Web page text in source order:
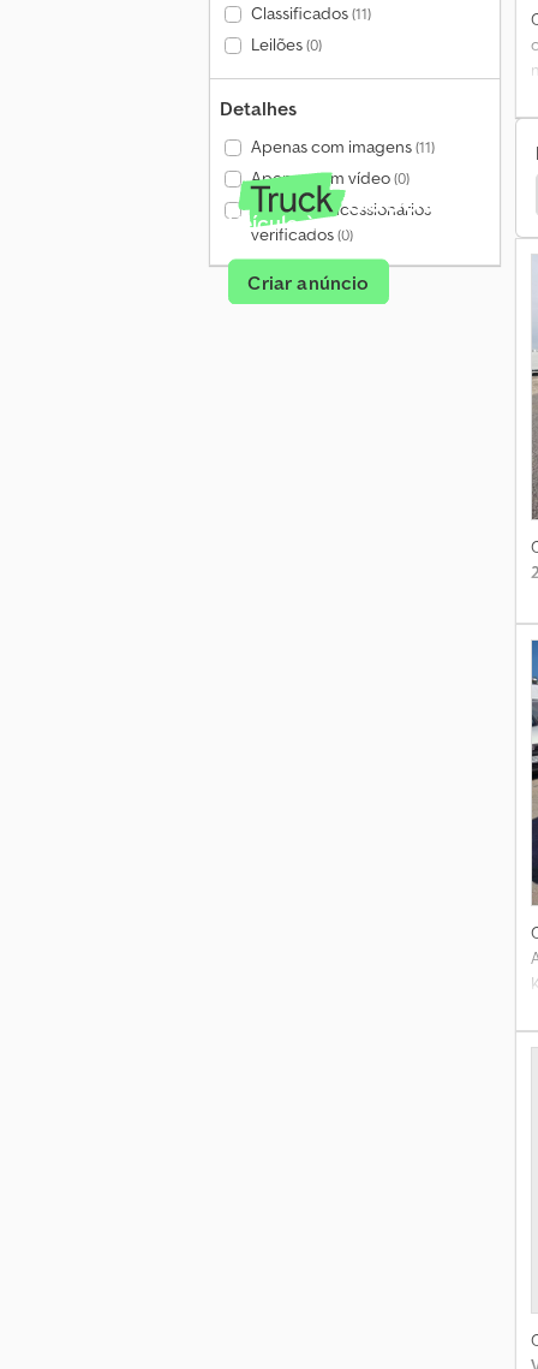
Classificados(11)
Leilões(0)
Detalhes
Apenas com imagens(11)
Apenas com vídeo(0)
Apenas concessionários
verificados(0)
Veículo à venda?
Criar anúncio
Mercedes-Benz Sprinter 316